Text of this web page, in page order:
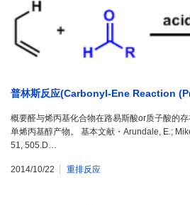
普林斯反应(Carbonyl-Ene Reaction
概要醛与烯丙基化合物在路易斯酸or质子酸的
单烯丙基醇产物。 基本文献・Arundale, E.;
51, 505.D…
2014/10/22 重排反应